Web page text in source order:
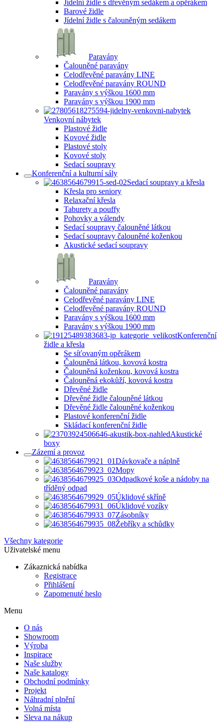
Jídelní židle s dřevěným sedákem a opěrákem
Barové židle
Jídelní židle s čalouněným sedákem
Paravány
Čalouněné paravány
Celodřevěné paravány LINE
Celodřevěné paravány ROUND
Paravány s výškou 1600 mm
Paravány s výškou 1900 mm
Venkovní nábytek
Plastové židle
Kovové židle
Plastové stoly
Kovové stoly
Sedací soupravy
Konferenční a kulturní sály
Sedací soupravy a křesla
Křesla pro seniory
Relaxační křesla
Taburety a pouffy
Pohovky a válendy
Sedací soupravy čalouněné látkou
Sedací soupravy čalouněné koženkou
Akustické sedací soupravy
Paravány
Čalouněné paravány
Celodřevěné paravány LINE
Celodřevěné paravány ROUND
Paravány s výškou 1600 mm
Paravány s výškou 1900 mm
Konferenční
židle a křesla
Se síťovaným opěrákem
Čalouněná látkou, kovová kostra
Čalouněná koženkou, kovová kostra
Čalouněná ekokůží, kovová kostra
Dřevěné židle
Dřevěné židle čalouněné látkou
Dřevěné židle čalouněné koženkou
Plastové konferenční židle
Skládací konferenční židle
Akustické
boxy
Zázemí a provoz
Dávkovače a náplně
Mopy
Odpadkové koše a nádoby na
tříděný odpad
Úklidové skříně
Úklidové vozíky
Zásobníky
Žebříky a schůdky
Všechny kategorie
Uživatelské menu
Zákaznická nabídka
Registrace
Přihlášení
Zapomenuté heslo
Menu
O nás
Showroom
Výroba
Inspirace
Naše služby
Naše katalogy
Obchodní podmínky
Projekt
Náhradní plnění
Volná místa
Sleva na nákup